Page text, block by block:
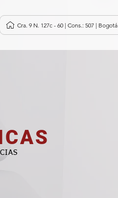
Cra. 9 N. 127c - 60 | Cons.: 507 | Bogotá